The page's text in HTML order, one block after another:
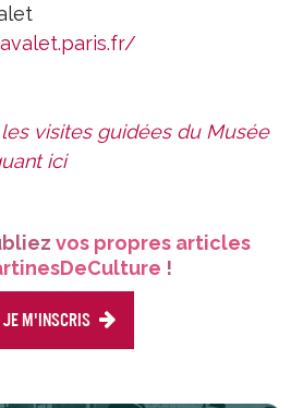
visites guidées du Musée
ici
vos propres articles
!
Je m'inscris